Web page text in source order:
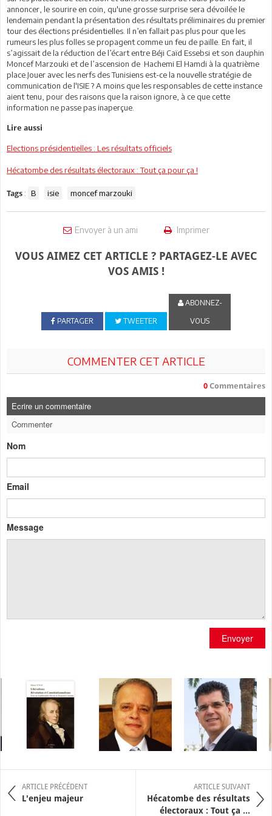
annoncer, le sourire en coin, qu'une grosse surprise sera dévoilée le
lendemain pendant la présentation des résultats préliminaires du premier
tour des élections présidentielles. Il n’en fallait pas plus pour que les
rumeurs les plus folles se propagent comme un feu de paille. En fait, il
s’agissait de la réduction de l’écart entre Béji Caïd Essebsi et son dauphin
Moncef Marzouki et de l’ascension de Hachemi El Hamdi à la quatrième
place.Jouer avec les nerfs des Tunisiens est-ce la nouvelle stratégie de
communication de l'ISIE ? A moins que les responsables de cette instance
aient tenu, pour des raisons que la raison ignore, à ce que cette
information ne passe pas inaperçue.
Lire aussi
Elections présidentielles : Les résultats officiels
Hécatombe des résultats électoraux : Tout ça pour ça !
Tags : B isie moncef marzouki
Envoyer à un ami Imprimer
VOUS AIMEZ CET ARTICLE ? PARTAGEZ-LE AVEC
VOS AMIS !
PARTAGER TWEETER
ABONNEZ-
VOUS
COMMENTER CET ARTICLE
0 Commentaires
Ecrire un commentaire
Commenter
Nom
Email
Message
Envoyer
ARTICLE PRÉCÉDENT
L'enjeu majeur
ARTICLE SUIVANT
Hécatombe des résultats
électoraux : Tout ça ...